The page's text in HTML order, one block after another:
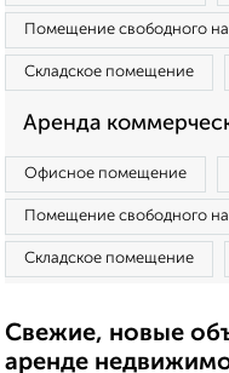
Помещение свободного
Складское помещение
Аренда
Офисное помещение
Помещение свободного
Складское помещение
Свежие, новые
аренде